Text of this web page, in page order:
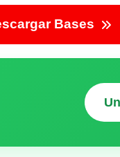
Bases